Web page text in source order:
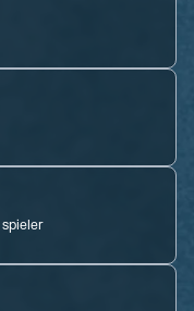
spieler